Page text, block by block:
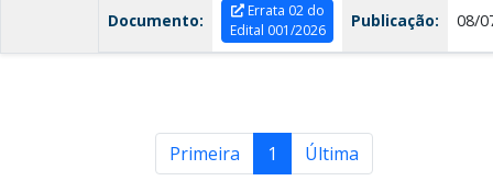
Documento:
Errata 02 do
Edital 001/2026
Publicação: 08/
Primeira 1 Última